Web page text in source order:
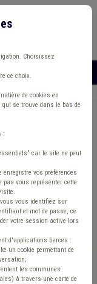
de
de
Choisissez
ce choix.
de cookies en
qui se trouve dans le bas de
:
car le site ne peut
enregistre vos préférences
pas vous représenter cette
vous vous identifiez sur
et mot de passe, ce
votre session active lors
d'applications tierces :
un cookie permettant de
les communes
à travers une carte de